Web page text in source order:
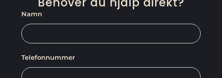
Namn
Telefonnummer